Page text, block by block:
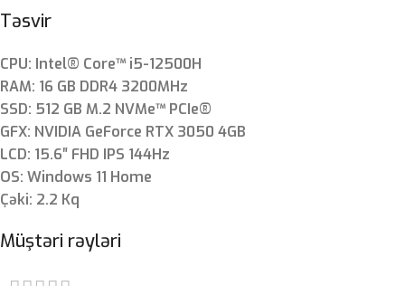
Təsvir
CPU: Intel® Core™ i5-12500H
RAM: 16 GB DDR4 3200MHz
SSD: 512 GB M.2 NVMe™ PCIe®
GFX: NVIDIA GeForce RTX 3050 4GB
LCD: 15.6″ FHD IPS 144Hz
OS: Windows 11 Home
Çəki: 2.2 Kq
Müştəri rəyləri